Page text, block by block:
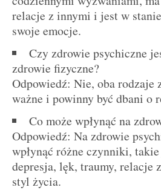
relacje z innymi i jest w
swoje emocje.
Czy zdrowie psychiczne jest ważniejsze niż
zdrowie fizyczne?
Odpowiedź: Nie, oba rodzaje
ważne i powinny być dbani o
Co może wpłynąć na
Odpowiedź: Na zdrowie
wpłynąć różne czynniki,
depresja, lęk, traumy, relacje
styl życia.